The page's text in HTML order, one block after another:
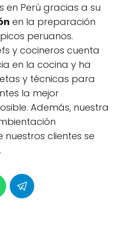
en Perú gracias a su
en la preparación
peruanos.
y cocineros cuenta
en la cocina y ha
y técnicas para
la mejor
Además, nuestra
clientes se